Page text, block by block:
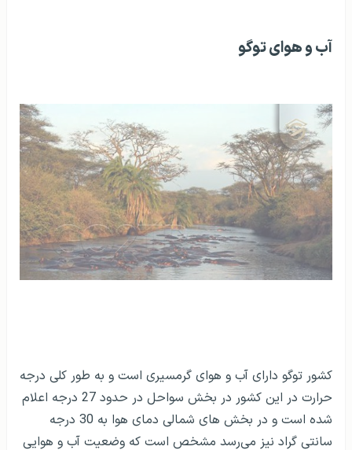
آب و هوای توگو
کشور توگو دارای آب و هوای گرمسیری است و به طور کلی درجه
حرارت در این کشور در بخش سواحل در حدود 27 درجه اعلام
شده است و در بخش های شمالی دمای هوا به 30 درجه
سانتی گراد نیز می‌رسد مشخص است که وضعیت آب و هوایی